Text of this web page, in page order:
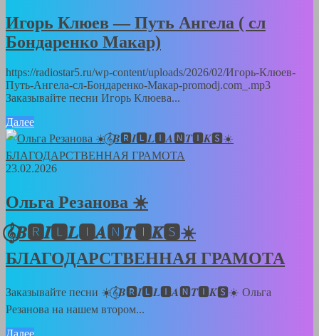
Игорь Клюев — Путь Ангела ( сл
Бондаренко Макар)
https://radiostar5.ru/wp-content/uploads/2026/02/Игорь-Клюев-
Путь-Ангела-сл-Бондаренко-Макар-promodj.com_.mp3
Заказывайте песни Игорь Клюева...
Далее
23.02.2026
Ольга Резанова ☀️
𝄞⃝𝑩🆁𝑰🅻𝑳🅸𝑨🅽𝑻🅸𝑲🆂☀️
БЛАГОДАРСТВЕННАЯ ГРАМОТА
Заказывайте песни ☀️𝄞⃝𝑩🆁𝑰🅻𝑳🅸𝑨🅽𝑻🅸𝑲🆂☀️ Ольга
Резанова на нашем втором...
Далее